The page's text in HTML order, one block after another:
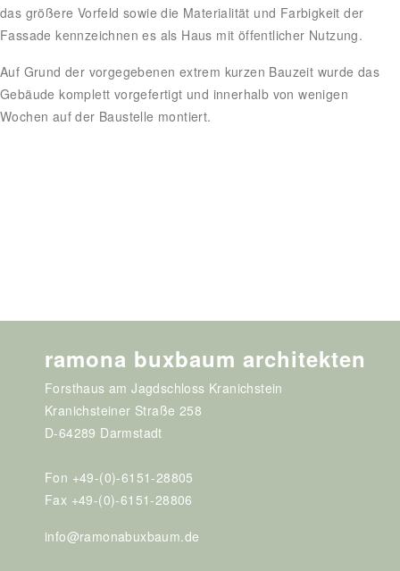
das größere Vorfeld sowie die Materialität und Farbigkeit der
Fassade kennzeichnen es als Haus mit öffentlicher Nutzung.
Auf Grund der vorgegebenen extrem kurzen Bauzeit wurde das
Gebäude komplett vorgefertigt und innerhalb von wenigen
Wochen auf der Baustelle montiert.
ramona buxbaum architekten
Forsthaus am Jagdschloss Kranichstein
Kranichsteiner Straße 258
D-64289 Darmstadt
Fon +49-(0)-6151-28805
Fax +49-(0)-6151-28806
info@ramonabuxbaum.de